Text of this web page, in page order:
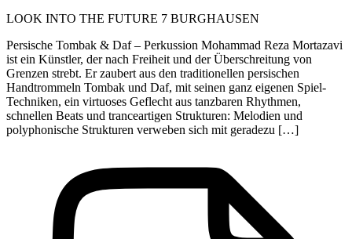
LOOK INTO THE FUTURE 7 BURGHAUSEN
Persische Tombak & Daf – Perkussion Mohammad Reza Mortazavi
ist ein Künstler, der nach Freiheit und der Überschreitung von
Grenzen strebt. Er zaubert aus den traditionellen persischen
Handtrommeln Tombak und Daf, mit seinen ganz eigenen Spiel-
Techniken, ein virtuoses Geflecht aus tanzbaren Rhythmen,
schnellen Beats und tranceartigen Strukturen: Melodien und
polyphonische Strukturen verweben sich mit geradezu […]